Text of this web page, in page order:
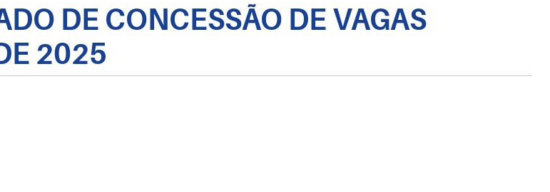
DE CONCESSÃO DE VAGAS
2025